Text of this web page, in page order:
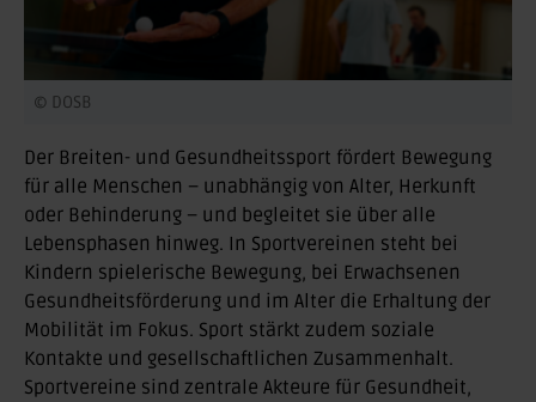
© DOSB
Der Breiten- und Gesundheitssport fördert Bewegung
für alle Menschen – unabhängig von Alter, Herkunft
oder Behinderung – und begleitet sie über alle
Lebensphasen hinweg. In Sportvereinen steht bei
Kindern spielerische Bewegung, bei Erwachsenen
Gesundheitsförderung und im Alter die Erhaltung der
Mobilität im Fokus. Sport stärkt zudem soziale
Kontakte und gesellschaftlichen Zusammenhalt.
Sportvereine sind zentrale Akteure für Gesundheit,